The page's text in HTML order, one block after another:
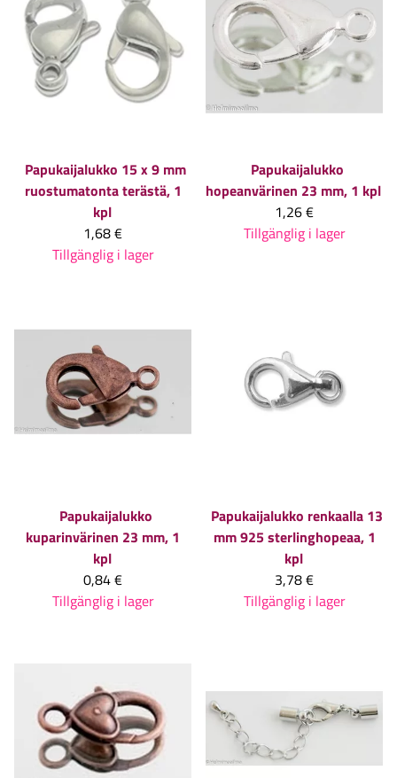
Papukaijalukko 15 x 9 mm
ruostumatonta terästä, 1
kpl
1,68 €
Tillgänglig i lager
Papukaijalukko
hopeanvärinen 23 mm, 1 kpl
1,26 €
Tillgänglig i lager
Papukaijalukko
kuparinvärinen 23 mm, 1
kpl
0,84 €
Tillgänglig i lager
Papukaijalukko renkaalla 13
mm 925 sterlinghopeaa, 1
kpl
3,78 €
Tillgänglig i lager